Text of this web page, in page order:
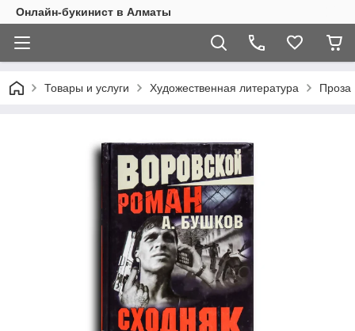
Онлайн-букинист в Алматы
Товары и услуги Художественная литература Проза